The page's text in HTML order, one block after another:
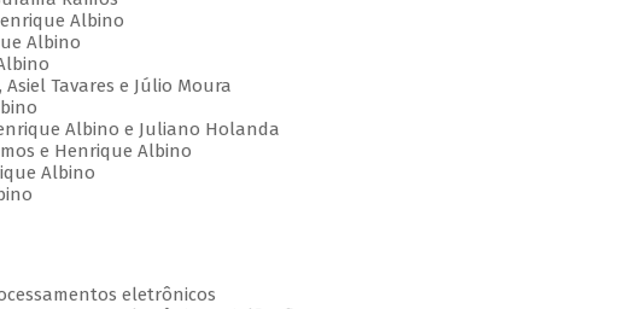
Albino
Albino
Tavares e Júlio Moura
Albino e Juliano Holanda
e Henrique Albino
Albino
eletrônicos